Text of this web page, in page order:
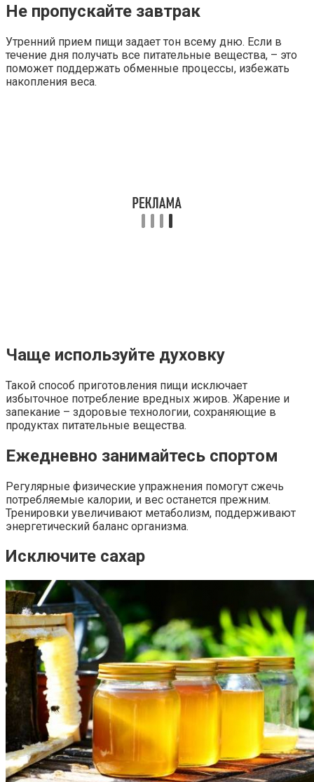
Не пропускайте завтрак
Утренний прием пищи задает тон всему дню. Если в
течение дня получать все питательные вещества, – это
поможет поддержать обменные процессы, избежать
накопления веса.
Чаще используйте духовку
Такой способ приготовления пищи исключает
избыточное потребление вредных жиров. Жарение и
запекание – здоровые технологии, сохраняющие в
продуктах питательные вещества.
Ежедневно занимайтесь спортом
Регулярные физические упражнения помогут сжечь
потребляемые калории, и вес останется прежним.
Тренировки увеличивают метаболизм, поддерживают
энергетический баланс организма.
Исключите сахар